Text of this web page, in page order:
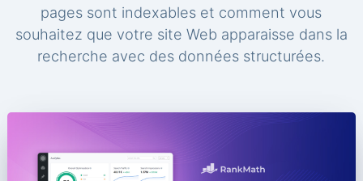
pages sont indexables et comment vous
souhaitez que votre site Web apparaisse dans la
recherche avec des données structurées.